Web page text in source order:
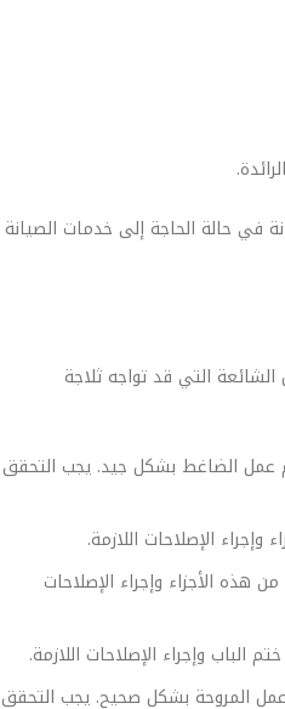
في حالة الحاجة إلى خدمات الصيانة
التي قد تواجه ثلاجة
عمل الضاغط بشكل جيد. يجب التحقق
الإصلاحات اللازمة.
الأجزاء وإجراء الإصلاحات
وإجراء الإصلاحات اللازمة.
المروحة بشكل صحيح. يجب التحقق